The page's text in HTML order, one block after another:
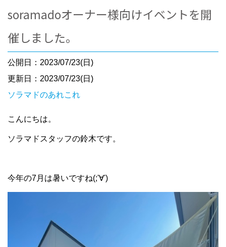
soramadoオーナー様向けイベントを開
催しました。
公開日：2023/07/23(日)
更新日：2023/07/23(日)
ソラマドのあれこれ
こんにちは。
ソラマドスタッフの鈴木です。
今年の7月は暑いですね(;'∀')